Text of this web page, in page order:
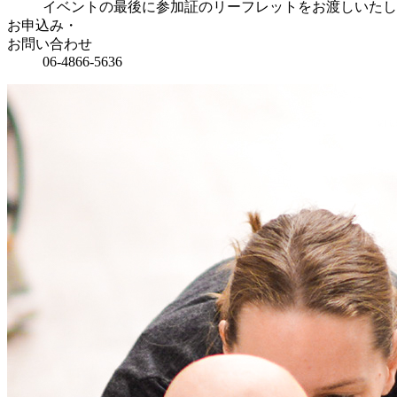
イベントの最後に参加証のリーフレットをお渡しいた
お申込み・
お問い合わせ
06-4866-5636